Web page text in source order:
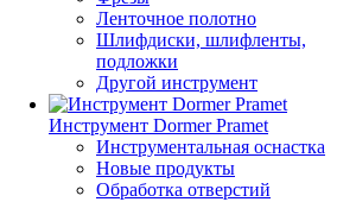
Ленточное полотно
Шлифдиски, шлифленты,
подложки
Другой инструмент
Инструмент Dormer Pramet
Инструментальная оснастка
Новые продукты
Обработка отверстий